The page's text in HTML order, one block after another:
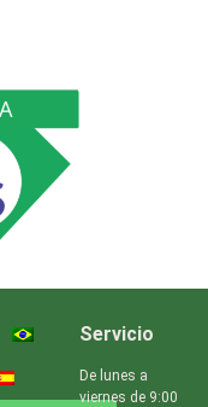
Servicio
De lunes a
viernes de 9:00